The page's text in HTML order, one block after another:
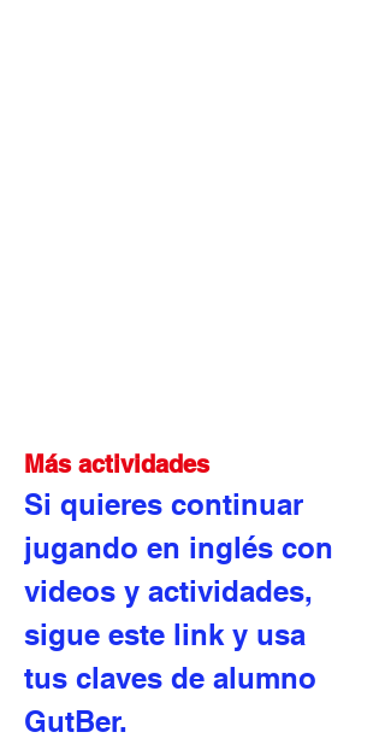
Más actividades
Si quieres continuar
jugando en inglés con
videos y actividades,
sigue este link y usa
tus claves de alumno
GutBer.